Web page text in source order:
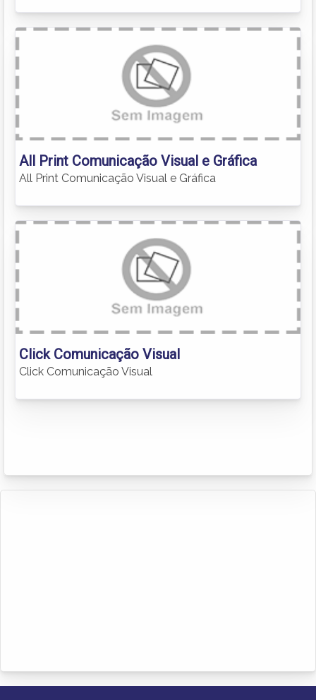
All Print Comunicação Visual e Gráfica
All Print Comunicação Visual e Gráfica
Click Comunicação Visual
Click Comunicação Visual